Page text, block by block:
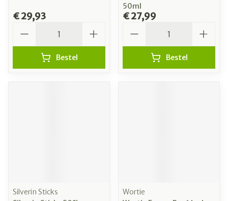
€ 29,93
Bestel
50ml
€ 27,99
Bestel
Silverin Sticks
Wortie